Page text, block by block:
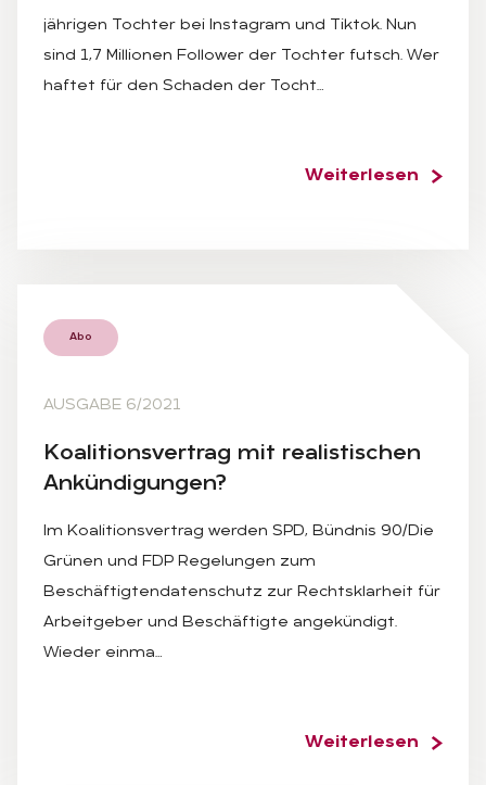
jährigen Tochter bei Instagram und Tiktok. Nun
sind 1,7 Millionen Follower der Tochter futsch. Wer
haftet für den Schaden der Tocht…
Weiterlesen
Abo
AUSGABE 6/2021
Ko­ali­ti­ons­ver­trag mit rea­lis­ti­schen
An­kün­di­gun­gen?
Im Koalitionsvertrag werden SPD, Bündnis 90/Die
Grünen und FDP Regelungen zum
Beschäftigtendatenschutz zur Rechtsklarheit für
Arbeitgeber und Beschäftigte angekündigt.
Wieder einma…
Weiterlesen